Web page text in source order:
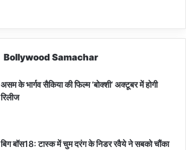
Bollywood Samachar
असम के भार्गव सैकिया की फिल्म ‘बोक्शी’ अक्टूबर में होगी
रिलीज
बिग बॉस18: टास्क में चुम दरंग के निडर रवैये ने सबको चौंका